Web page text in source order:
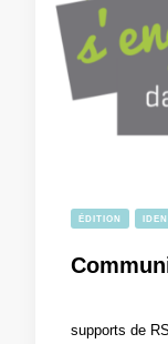
ÉDITION
supports de